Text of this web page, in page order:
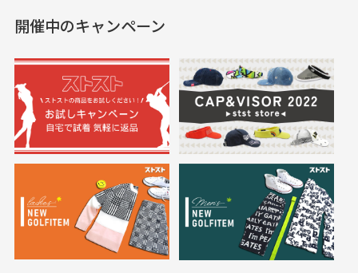
満足です。
30代女性
高価なブルゾンがお
30代女性
いつも素敵な商品を
送料はいくらかかりますか？
何点ご購入頂いた場合も全国一律で800円とさせて頂
いております。(1配送先につき)
また5,000円(税込)以上お買い物をして頂けた場合は送
※必ず１つのショッピングカートに複数商品を入れて
ご注文下さいませ。
定休日はありますか？
実寸サイズについて
一点一点手作業で計測しておりますので、若干の誤
差が生じる場合がございます。
においについて
ユーズド商品の特性故、メンテンスを行っておりま
すが、におい（煙草、香水、お香、古着特有の香
り、柔軟剤等)が付着している場合がございます。
開催中のキャンペーン